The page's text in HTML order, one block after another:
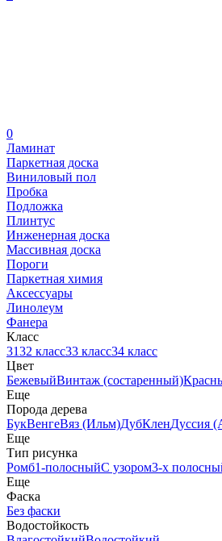
0
Ламинат
Паркетная доска
Виниловый пол
Пробка
Подложка
Плинтус
Инженерная доска
Массивная доска
Пороги
Паркетная химия
Аксессуары
Линолеум
Фанера
Класс
3132 класс33 класс34 класс
Цвет
БежевыйВинтаж (состаренный)
Еще
Порода дерева
БукВенгеВяз (Ильм)ДубКленДуссия
Еще
Тип рисунка
Ромб1-полосныйС узором3-х
Еще
Фаска
Без фаски
Водостойкость